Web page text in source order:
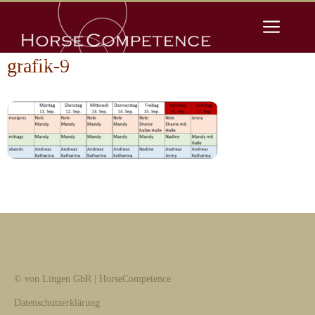
springen
grafik-9
© von Lingen GbR | HorseCompetence
Datenschutzerklärung